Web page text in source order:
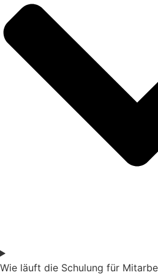
Wie läuft die Schulung für